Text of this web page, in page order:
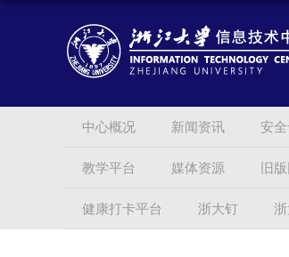
中心概况 新闻资讯 安
教学平台 媒体资源 旧
健康打卡平台 浙大钉